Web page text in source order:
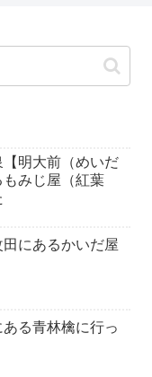
明大前（めいだ
みじ屋（紅葉
にあるかいだ屋
る青林檎に行っ